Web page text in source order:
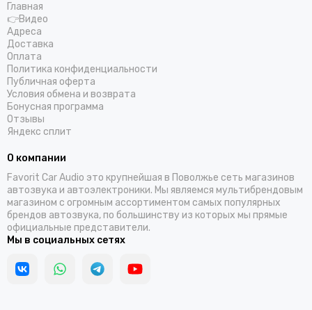
Главная
👉Видео
Адреса
Доставка
Оплата
Политика конфиденциальности
Публичная оферта
Условия обмена и возврата
Бонусная программа
Отзывы
Яндекс сплит
О компании
Favorit Car Audio это крупнейшая в Поволжье сеть магазинов
автозвука и автоэлектроники. Мы являемся мультибрендовым
магазином с огромным ассортиментом самых популярных
брендов автозвука, по большинству из которых мы прямые
официальные представители.
Мы в социальных сетях